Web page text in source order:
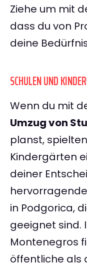
Ziehe um mit
dass du von
deine
SCHULEN UND
Wenn du mit
Umzug von
planst,
Kindergärten
deiner
in Podgorica,
geeignet sind.
Montenegros
öffentliche als